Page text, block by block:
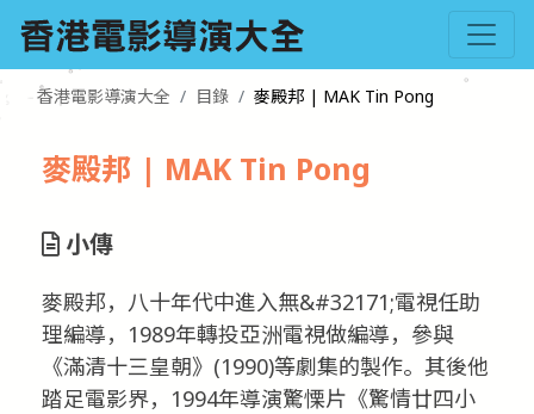
香港電影導演大全 目錄 麥殿邦 | MAK Tin Pong
麥殿邦 | MAK Tin Pong
小傳
麥殿邦，八十年代中進入無&#32171;電視任助
理編導，1989年轉投亞洲電視做編導，參與
《滿清十三皇朝》(1990)等劇集的製作。其後他
踏足電影界，1994年導演驚慄片《驚情廿四小